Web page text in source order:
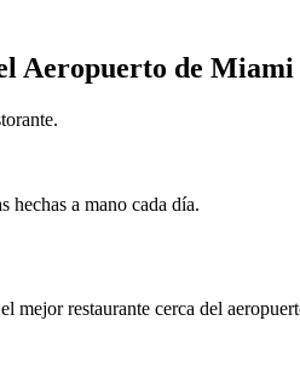
Aeropuerto de Miami
hechas a mano cada día.
mejor restaurante cerca del